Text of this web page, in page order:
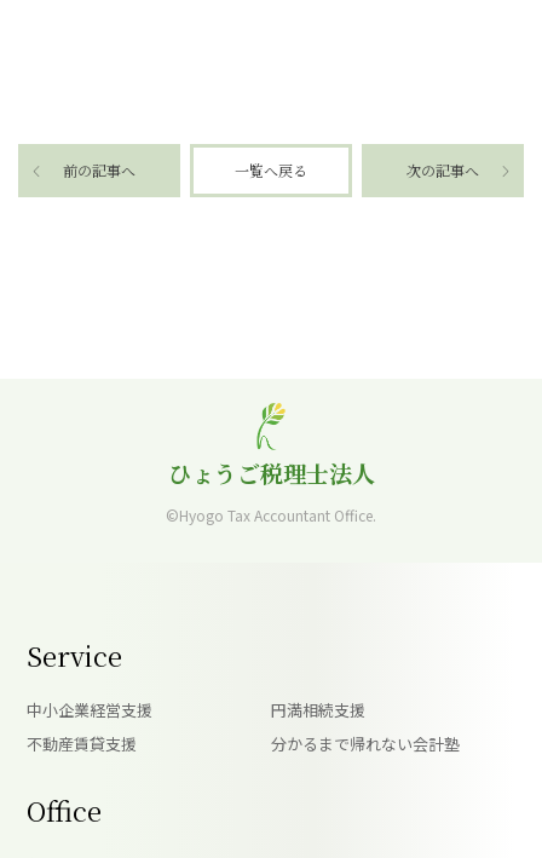
前の記事へ 一覧へ戻る 次の記事へ
ひょうご税理士法人
©Hyogo Tax Accountant Office.
Service
中小企業経営支援
円満相続支援
不動産賃貸支援
分かるまで帰れない会計塾
Office